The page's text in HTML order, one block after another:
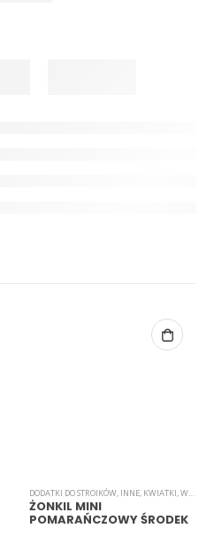
DODATKI DO STROIKÓW, INNE, KWIATKI,WIELKANOC
ŻONKIL MINI
POMARAŃCZOWY ŚRODEK